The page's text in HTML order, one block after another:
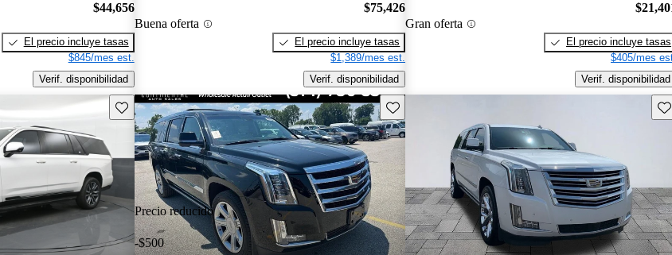
$44,656
El precio incluye tasas
$845/mes est.
Verif. disponibilidad
Buena oferta
$75,426
El precio incluye tasas
$1,389/mes est.
Verif. disponibilidad
Gran oferta
El precio incluye tasas
$405/mes
Verif. disponibilidad
Guarda este Aviso
Precio reducido
-$500
Guarda este Aviso